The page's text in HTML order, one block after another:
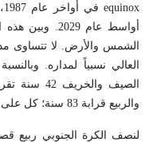
أواسط عام
الشمس والأرض. لا تتساوى
العالي نسبياً لمداره.
الصيف
والربيع قرابة 83 سنة؛ كل على حدة.
لنصف الكرة الجنوبي ربيع